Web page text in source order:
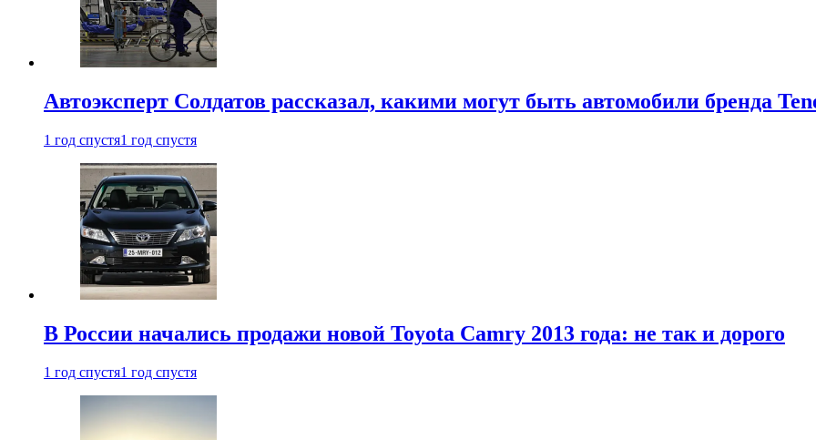
Автоэксперт Солдатов рассказал, какими могут быть автомобили бренда
1 год спустя1 год спустя
В России начались продажи новой Toyota Camry 2013 года: не так и дорого
1 год спустя1 год спустя